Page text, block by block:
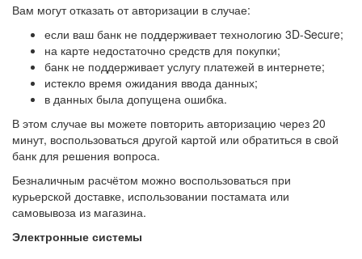
Вам могут отказать от авторизации в случае:
если ваш банк не поддерживает технологию 3D-Secure;
на карте недостаточно средств для покупки;
банк не поддерживает услугу платежей в интернете;
истекло время ожидания ввода данных;
в данных была допущена ошибка.
В этом случае вы можете повторить авторизацию через 20
минут, воспользоваться другой картой или обратиться в свой
банк для решения вопроса.
Безналичным расчётом можно воспользоваться при
курьерской доставке, использовании постамата или
самовывоза из магазина.
Электронные системы